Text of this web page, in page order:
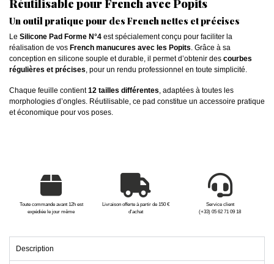
Réutilisable pour French avec Popits
Un outil pratique pour des French nettes et précises
Le Silicone Pad Forme N°4 est spécialement conçu pour faciliter la
réalisation de vos French manucures avec les Popits. Grâce à sa
conception en silicone souple et durable, il permet d’obtenir des courbes
régulières et précises, pour un rendu professionnel en toute simplicité.
Chaque feuille contient12 tailles différentes, adaptées à toutes les
morphologies d’ongles. Réutilisable, ce pad constitue un accessoire pratique
et économique pour vos poses.
Toute commande avant 12h est
expédiée le jour même
Livraison offerte à partir de 150 €
d'achat
Service client
(+33) 05 62 71 09 18
Description